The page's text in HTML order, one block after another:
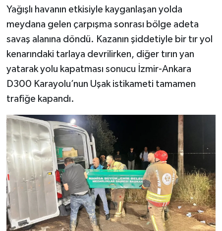
Yağışlı havanın etkisiyle kayganlaşan yolda
meydana gelen çarpışma sonrası bölge adeta
savaş alanına döndü. Kazanın şiddetiyle bir tır yol
kenarındaki tarlaya devrilirken, diğer tırın yan
yatarak yolu kapatması sonucu İzmir-Ankara
D300 Karayolu’nun Uşak istikameti tamamen
trafiğe kapandı.